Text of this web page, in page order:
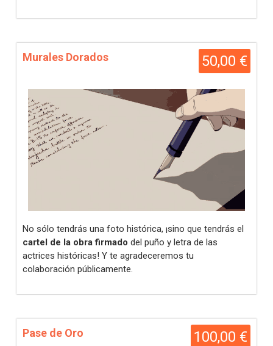
50,00 €
Murales Dorados
No sólo tendrás una foto histórica, ¡sino que tendrás el
cartel de la obra firmado del puño y letra de las
actrices históricas! Y te agradeceremos tu
colaboración públicamente.
100,00 €
Pase de Oro